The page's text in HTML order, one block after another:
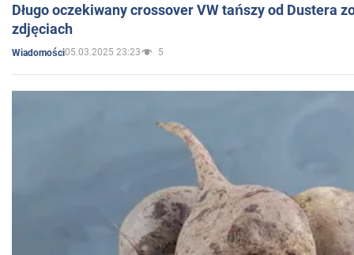
Długo oczekiwany crossover VW tańszy od Dustera
zdjęciach
Wiadomości05.03.2025 23:23 5